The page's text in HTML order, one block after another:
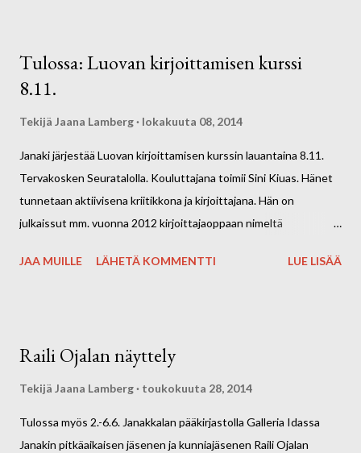
ajankohtaiseen muinaislöytöön Janakkalassa. Annamme
mahdollisuuden kirjoittajille tarttua miekkaan, ja seikkailla
luovan kirjoittamisen kurssin la 8.11. Tervakoskella, lisätietoja
kotisivuilta . Kurssilta voi hakea lisäintoa kirjoittamiseen ja
Miekkamiehen jäljillä -kilpailuun. Kirjoituskilpailun voittaj...
Tulossa: Luovan kirjoittamisen kurssi
8.11.
Tekijä Jaana Lamberg lokakuuta 08, 2014
Janaki järjestää Luovan kirjoittamisen kurssin lauantaina 8.11.
Tervakosken Seuratalolla. Kouluttajana toimii Sini Kiuas. Hänet
tunnetaan aktiivisena kriitikkona ja kirjoittajana. Hän on
julkaissut mm. vuonna 2012 kirjoittajaoppaan nimeltä
kirjoitusharjoitus. Kurssi on ilmainen jäsenille (jäsenyys 12/5 e),
0400 297040.
JAA MUILLE LÄHETÄ KOMMENTTI LUE LISÄÄ
Raili Ojalan näyttely
Tekijä Jaana Lamberg toukokuuta 28, 2014
Tulossa myös 2.-6.6. Janakkalan pääkirjastolla Galleria Idassa
Janakin pitkäaikaisen jäsenen ja kunniajäsenen Raili Ojalan